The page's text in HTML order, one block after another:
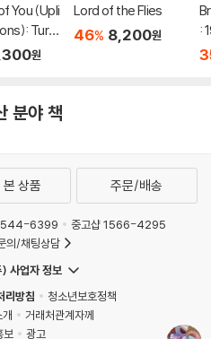
You (Upli
Turn
a Bou
원
Lord of the Flies
46% 8,200원
:
분야 책
본 상품 주문/배송
6399
중고샵 1566-4295
/채팅상담
사업자 정보
리방침
청소년보호정책
거래처관계자께
보
광고